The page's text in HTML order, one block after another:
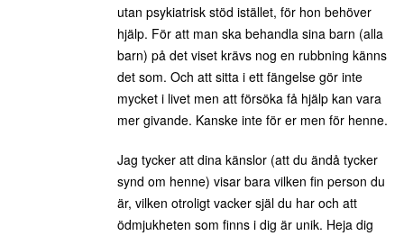
utan psykiatrisk stöd istället, för hon behöver
hjälp. För att man ska behandla sina barn (alla
barn) på det viset krävs nog en rubbning känns
det som. Och att sitta i ett fängelse gör inte
mycket i livet men att försöka få hjälp kan vara
mer givande. Kanske inte för er men för henne.
Jag tycker att dina känslor (att du ändå tycker
synd om henne) visar bara vilken fin person du
är, vilken otroligt vacker själ du har och att
ödmjukheten som finns i dig är unik. Heja dig